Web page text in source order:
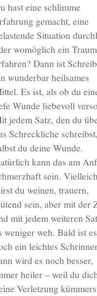
hast eine schlimme
gemacht, eine
Situation
womöglich ein
Dann ist
wunderbar heilsames
Es ist, als ob du
Wunde liebevoll
jedem Satz, den du
Schreckliche schreibst,
du deine Wunde.
kann das am
sein.
du weinen, trauern,
sein, aber mit der
mit jedem weiteren
weniger weh. Bald ist
ein leichtes
wird es noch besser,
heiler – weil du
Verletzung